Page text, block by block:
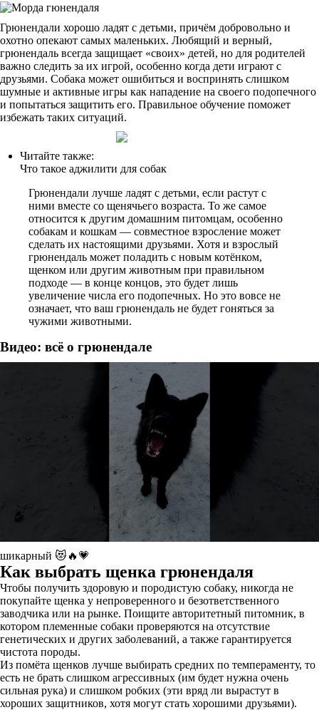
Грюнендали хорошо ладят с детьми, причём добровольно и
охотно опекают самых маленьких. Любящий и верный,
грюнендаль всегда защищает «своих» детей, но для родителей
важно следить за их игрой, особенно когда дети играют с
друзьями. Собака может ошибиться и воспринять слишком
шумные и активные игры как нападение на своего подопечного
и попытаться защитить его. Правильное обучение поможет
избежать таких ситуаций.
Читайте также:
Что такое аджилити для собак
Грюнендали лучше ладят с детьми, если растут с
ними вместе со щенячьего возраста. То же самое
относится к другим домашним питомцам, особенно
собакам и кошкам — совместное взросление может
сделать их настоящими друзьями. Хотя и взрослый
грюнендаль может поладить с новым котёнком,
щенком или другим животным при правильном
подходе — в конце концов, это будет лишь
увеличение числа его подопечных. Но это вовсе не
означает, что ваш грюнендаль не будет гоняться за
чужими животными.
Видео: всё о грюнендале
шикарный 😻🔥💗
Как выбрать щенка грюнендаля
Чтобы получить здоровую и породистую собаку, никогда не
покупайте щенка у непроверенного и безответственного
заводчика или на рынке. Поищите авторитетный питомник, в
котором племенные собаки проверяются на отсутствие
генетических и других заболеваний, а также гарантируется
чистота породы.
Из помёта щенков лучше выбирать средних по темпераменту, то
есть не брать слишком агрессивных (им будет нужна очень
сильная рука) и слишком робких (эти вряд ли вырастут в
хороших защитников, хотя могут стать хорошими друзьями).